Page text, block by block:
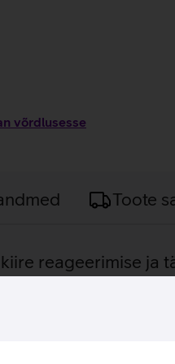
võrdlusesse
Toote
reageerimise ja
taseme mängurihiir, mis
väsimatu liikumise ka
eelise igas pingelises
kuju toetab kätt